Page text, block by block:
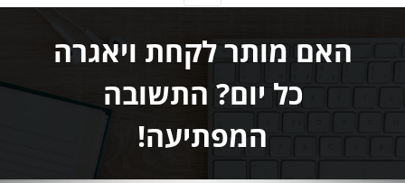
האם מותר לקחת ויאגרה
כל יום? התשובה
המפתיעה!